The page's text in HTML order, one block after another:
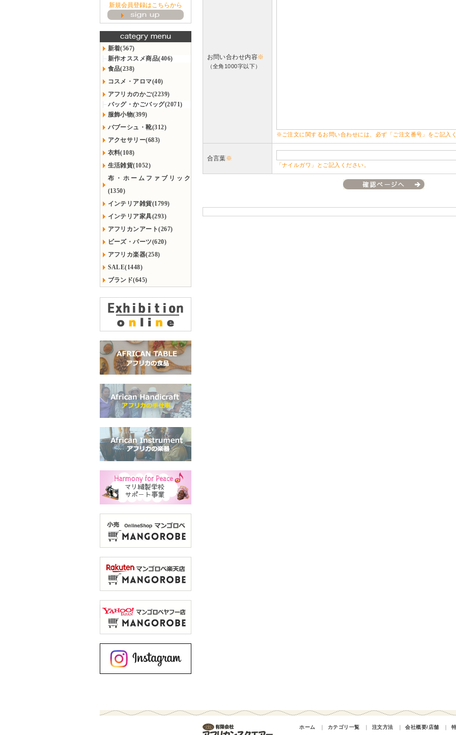
新規会員登録はこちらから
新着(567)
新作オススメ商品(406)
食品(238)
コスメ・アロマ(40)
アフリカのかご(2239)
バッグ・かごバッグ(2071)
服飾小物(399)
バブーシュ・靴(312)
アクセサリー(683)
衣料(108)
生活雑貨(1052)
布・ホームファブリック
(1350)
インテリア雑貨(1799)
インテリア家具(293)
アフリカンアート(267)
ビーズ・パーツ(620)
アフリカ楽器(258)
SALE(1448)
ブランド(645)
お問い合わせ内容※
（全角1000字以下）
※ご注文に関するお問い合わせには、必ず「ご注文番号」をご記入
合言葉※
「ナイルガワ」とご記入ください。
ホーム ｜ カテゴリ一覧 ｜ 注文方法 ｜ 会社概要/店舗 ｜